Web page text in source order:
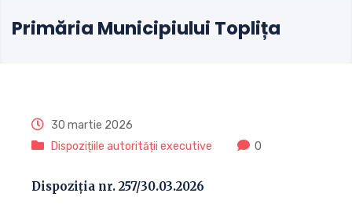
Primăria Municipiului Toplița
30 martie 2026
Dispozițiile autorității executive
0
Dispoziția nr. 257/30.03.2026